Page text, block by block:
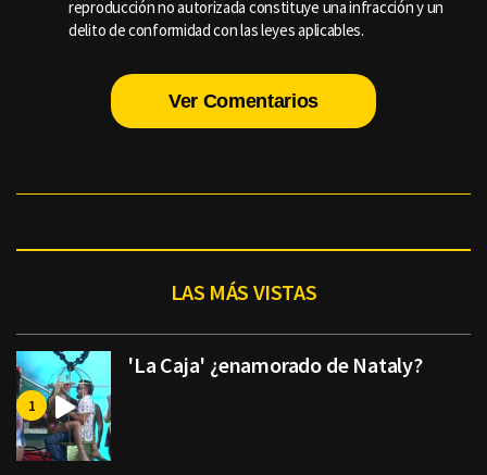
reproducción no autorizada constituye una infracción y un
delito de conformidad con las leyes aplicables.
Ver Comentarios
LAS MÁS VISTAS
'La Caja' ¿enamorado de Nataly?